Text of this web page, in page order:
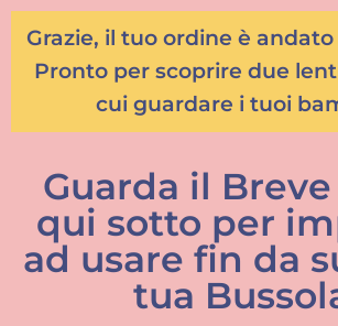
Grazie, il tuo ordine è
Pronto per scoprire due
cui guardare i tuoi
Guarda il
qui sotto per
ad usare fin da
tua